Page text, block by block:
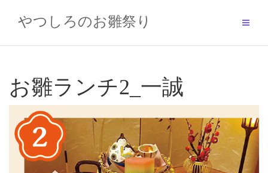
contentやつしろのお雛祭り
お雛ランチ2_一誠